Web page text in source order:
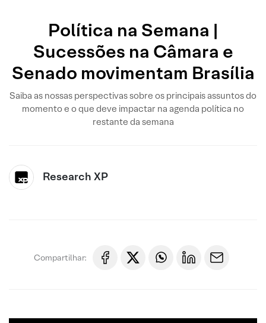
Política na Semana |
Sucessões na Câmara e
Senado movimentam Brasília
Saiba as nossas perspectivas sobre os principais assuntos do
momento e o que deve impactar na agenda política no
restante da semana
Research XP
Compartilhar: